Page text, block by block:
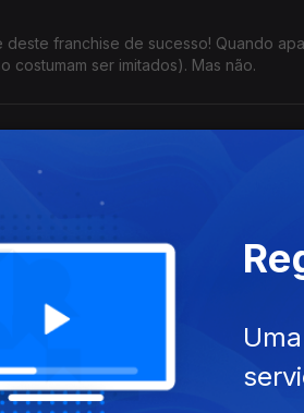
franchise de sucesso! Quando
costumam ser imitados). Mas não.
Guy" para falar do artista Jim
amigo!
no mesmo dia há 42 anos? Jogo
só pode.